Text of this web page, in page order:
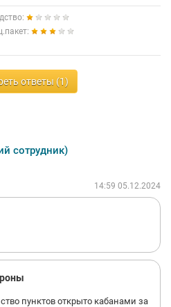
ответы (1)
сотрудник)
14:59 05.12.2024
пунктов открыто кабанами за